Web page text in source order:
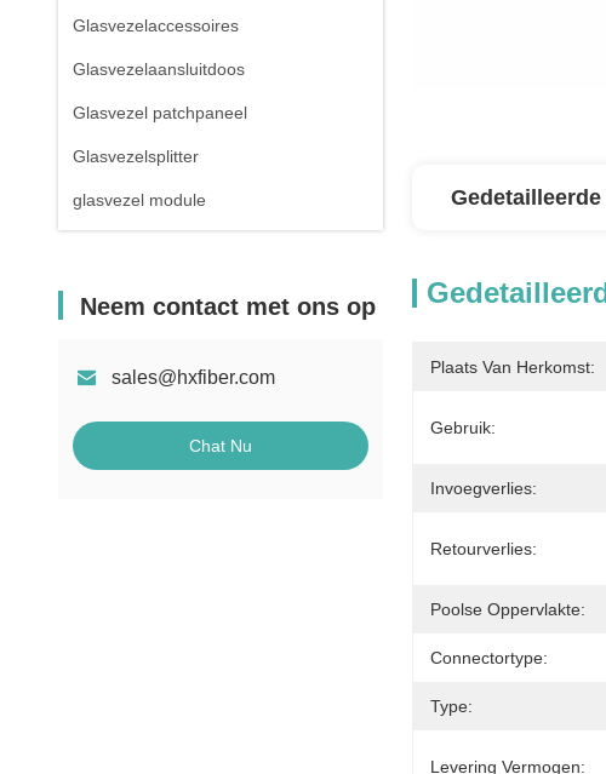
Glasvezelaccessoires
Glasvezelaansluitdoos
Glasvezel patchpaneel
Glasvezelsplitter
glasvezel module
Neem contact met ons op
sales@hxfiber.com
Chat Nu
Plaats Van Herkomst:
Gebruik:
Invoegverlies:
Retourverlies:
Poolse Oppervlakte:
Connectortype:
Type:
Levering Vermogen: